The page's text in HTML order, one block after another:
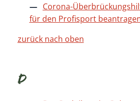
Corona-
für den Profisport
zurück nach oben
D